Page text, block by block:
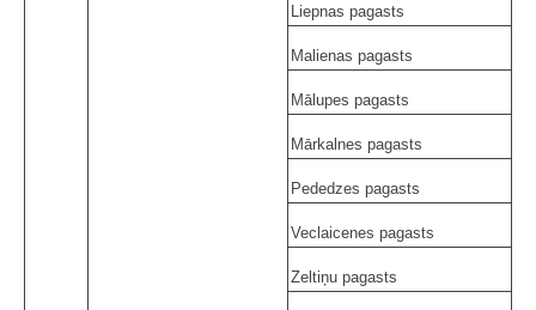
Liepnas pagasts
Malienas pagasts
Mālupes pagasts
Mārkalnes pagasts
Pededzes pagasts
Veclaicenes pagasts
Zeltiņu pagasts